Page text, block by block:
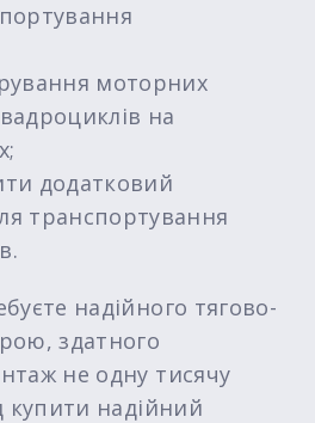
моторних
на
додатковий
транспортування
надійного тягово-
здатного
не одну тисячу
купити надійний